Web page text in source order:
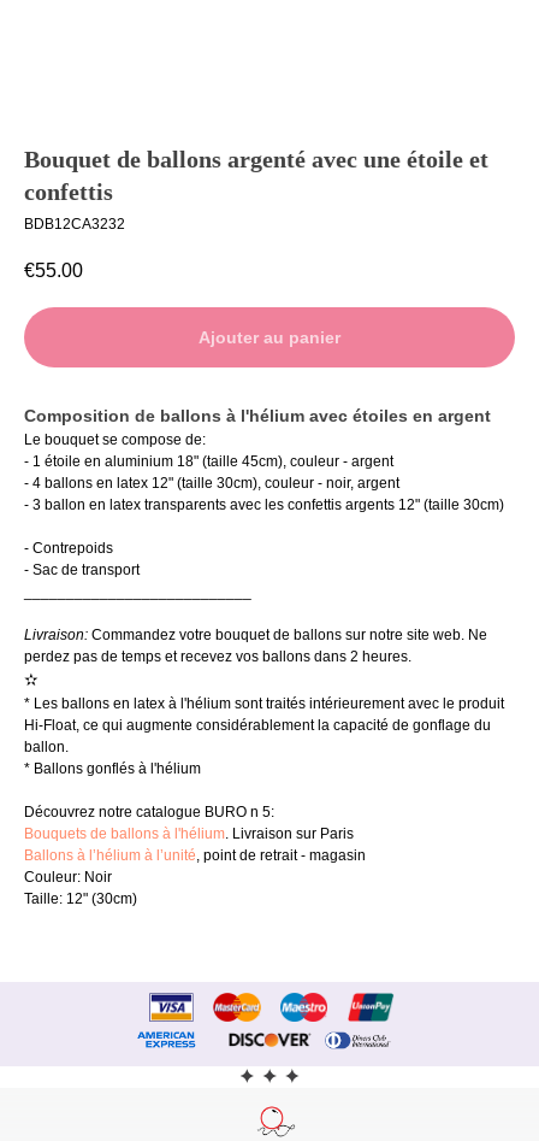
Bouquet de ballons argenté avec une étoile et
confettis
BDB12CA3232
€55.00
Ajouter au panier
Composition de ballons à l'hélium avec étoiles en argent
Le bouquet se compose de:
- 1 étoile en aluminium 18" (taille 45cm), couleur - argent
- 4 ballons en latex 12" (taille 30cm), couleur - noir, argent
- 3 ballon en latex transparents avec les confettis argents 12" (taille 30cm)
- Contrepoids
- Sac de transport
Livraison: Commandez votre bouquet de ballons sur notre site web. Ne
perdez pas de temps et recevez vos ballons dans 2 heures.
✫
* Les ballons en latex à l'hélium sont traités intérieurement avec le produit
Hi-Float, ce qui augmente considérablement la capacité de gonflage du
ballon.
* Ballons gonflés à l'hélium
Découvrez notre catalogue BURO n 5:
Bouquets de ballons à l'hélium. Livraison sur Paris
Ballons à l’hélium à l’unité, point de retrait - magasin
Couleur: Noir
Taille: 12" (30cm)